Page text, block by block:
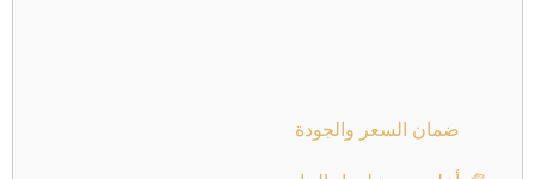
ضمان السعر والجودة